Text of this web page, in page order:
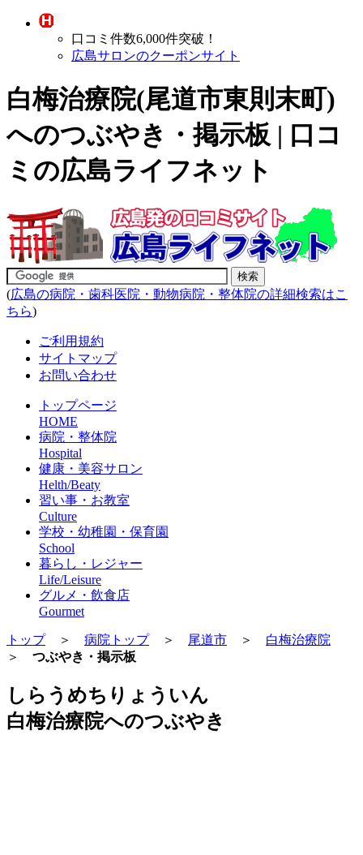
口コミ件数6,000件突破！
広島サロンのクーポンサイト
白梅治療院(尾道市東則末町)
へのつぶやき・掲示板 | 口コ
ミの広島ライフネット
(広島の病院・歯科医院・動物病院・整体院の詳細検索はこ
ちら)
ご利用規約
サイトマップ
お問い合わせ
トップページ
HOME
病院・整体院
Hospital
健康・美容サロン
Helth/Beaty
習い事・お教室
Culture
学校・幼稚園・保育園
School
暮らし・レジャー
Life/Leisure
グルメ・飲食店
Gourmet
トップ＞ 病院トップ＞ 尾道市 ＞ 白梅治療院
＞ つぶやき・掲示板
しらうめちりょういん
白梅治療院へのつぶやき